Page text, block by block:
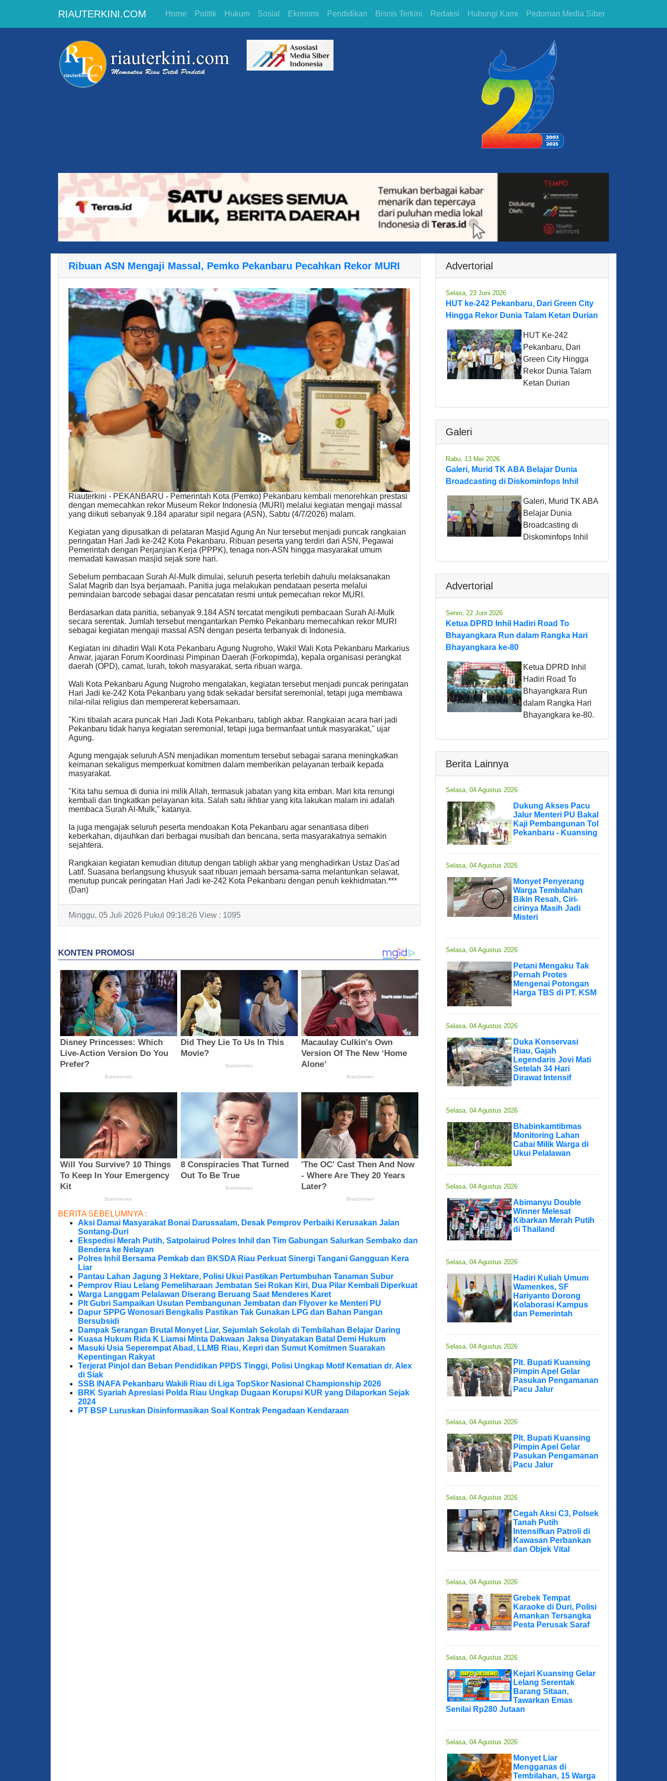
RIAUTERKINI.COM Home Politik Hukum Sosial Ekonomi Pendidikan Bisnis Terkini Redaksi Hubungi Kami Pedoman Media Siber
Ribuan ASN Mengaji Massal, Pemko Pekanbaru Pecahkan Rekor MURI
Riauterkini - PEKANBARU - Pemerintah Kota (Pemko) Pekanbaru kembali menorehkan prestasi
dengan memecahkan rekor Museum Rekor Indonesia (MURI) melalui kegiatan mengaji massal
yang diikuti sebanyak 9.184 aparatur sipil negara (ASN), Sabtu (4/7/2026) malam.
Kegiatan yang dipusatkan di pelataran Masjid Agung An Nur tersebut menjadi puncak rangkaian
peringatan Hari Jadi ke-242 Kota Pekanbaru. Ribuan peserta yang terdiri dari ASN, Pegawai
Pemerintah dengan Perjanjian Kerja (PPPK), tenaga non-ASN hingga masyarakat umum
memadati kawasan masjid sejak sore hari.
Sebelum pembacaan Surah Al-Mulk dimulai, seluruh peserta terlebih dahulu melaksanakan
Salat Magrib dan Isya berjamaah. Panitia juga melakukan pendataan peserta melalui
pemindaian barcode sebagai dasar pencatatan resmi untuk pemecahan rekor MURI.
Berdasarkan data panitia, sebanyak 9.184 ASN tercatat mengikuti pembacaan Surah Al-Mulk
secara serentak. Jumlah tersebut mengantarkan Pemko Pekanbaru memecahkan rekor MURI
sebagai kegiatan mengaji massal ASN dengan peserta terbanyak di Indonesia.
Kegiatan ini dihadiri Wali Kota Pekanbaru Agung Nugroho, Wakil Wali Kota Pekanbaru Markarius
Anwar, jajaran Forum Koordinasi Pimpinan Daerah (Forkopimda), kepala organisasi perangkat
daerah (OPD), camat, lurah, tokoh masyarakat, serta ribuan warga.
Wali Kota Pekanbaru Agung Nugroho mengatakan, kegiatan tersebut menjadi puncak peringatan
Hari Jadi ke-242 Kota Pekanbaru yang tidak sekadar bersifat seremonial, tetapi juga membawa
nilai-nilai religius dan mempererat kebersamaan.
"Kini tibalah acara puncak Hari Jadi Kota Pekanbaru, tabligh akbar. Rangkaian acara hari jadi
Pekanbaru tidak hanya kegiatan seremonial, tetapi juga bermanfaat untuk masyarakat," ujar
Agung.
Agung mengajak seluruh ASN menjadikan momentum tersebut sebagai sarana meningkatkan
keimanan sekaligus memperkuat komitmen dalam memberikan pelayanan terbaik kepada
masyarakat.
"Kita tahu semua di dunia ini milik Allah, termasuk jabatan yang kita emban. Mari kita renungi
kembali dan tingkatkan pelayanan kita. Salah satu ikhtiar yang kita lakukan malam ini adalah
membaca Surah Al-Mulk," katanya.
Ia juga mengajak seluruh peserta mendoakan Kota Pekanbaru agar senantiasa diberi
keberkahan, dijauhkan dari berbagai musibah dan bencana, serta masyarakatnya semakin
sejahtera.
Rangkaian kegiatan kemudian ditutup dengan tabligh akbar yang menghadirkan Ustaz Das'ad
Latif. Suasana berlangsung khusyuk saat ribuan jemaah bersama-sama melantunkan selawat,
menutup puncak peringatan Hari Jadi ke-242 Kota Pekanbaru dengan penuh kekhidmatan.***
(Dan)
Minggu, 05 Juli 2026 Pukul 09:18:26 View : 1095
BERITA SEBELUMNYA :
Aksi Damai Masyarakat Bonai Darussalam, Desak Pemprov Perbaiki Kerusakan Jalan
Sontang-Duri
Ekspedisi Merah Putih, Satpolairud Polres Inhil dan Tim Gabungan Salurkan Sembako dan
Bendera ke Nelayan
Polres Inhil Bersama Pemkab dan BKSDA Riau Perkuat Sinergi Tangani Gangguan Kera
Liar
Pantau Lahan Jagung 3 Hektare, Polisi Ukui Pastikan Pertumbuhan Tanaman Subur
Pemprov Riau Lelang Pemeliharaan Jembatan Sei Rokan Kiri, Dua Pilar Kembali Diperkuat
Warga Langgam Pelalawan Diserang Beruang Saat Menderes Karet
Plt Gubri Sampaikan Usulan Pembangunan Jembatan dan Flyover ke Menteri PU
Dapur SPPG Wonosari Bengkalis Pastikan Tak Gunakan LPG dan Bahan Pangan
Bersubsidi
Dampak Serangan Brutal Monyet Liar, Sejumlah Sekolah di Tembilahan Belajar Daring
Kuasa Hukum Rida K Liamsi Minta Dakwaan Jaksa Dinyatakan Batal Demi Hukum
Masuki Usia Seperempat Abad, LLMB Riau, Kepri dan Sumut Komitmen Suarakan
Kepentingan Rakyat
Terjerat Pinjol dan Beban Pendidikan PPDS Tinggi, Polisi Ungkap Motif Kematian dr. Alex
di Siak
SSB INAFA Pekanbaru Wakili Riau di Liga TopSkor Nasional Championship 2026
BRK Syariah Apresiasi Polda Riau Ungkap Dugaan Korupsi KUR yang Dilaporkan Sejak
2024
PT BSP Luruskan Disinformasikan Soal Kontrak Pengadaan Kendaraan
Advertorial
Selasa, 23 Juni 2026
HUT ke-242 Pekanbaru, Dari Green City
Hingga Rekor Dunia Talam Ketan Durian
HUT Ke-242
Pekanbaru, Dari
Green City Hingga
Rekor Dunia Talam
Ketan Durian
Galeri
Rabu, 13 Mei 2026
Galeri, Murid TK ABA Belajar Dunia
Broadcasting di Diskominfops Inhil
Galeri, Murid TK ABA
Belajar Dunia
Broadcasting di
Diskominfops Inhil
Advertorial
Senin, 22 Juni 2026
Ketua DPRD Inhil Hadiri Road To
Bhayangkara Run dalam Rangka Hari
Bhayangkara ke-80
Ketua DPRD Inhil
Hadiri Road To
Bhayangkara Run
dalam Rangka Hari
Bhayangkara ke-80.
Berita Lainnya
Selasa, 04 Agustus 2026
Dukung Akses Pacu
Jalur Menteri PU Bakal
Kaji Pembangunan Tol
Pekanbaru - Kuansing
Selasa, 04 Agustus 2026
Monyet Penyerang
Warga Tembilahan
Bikin Resah, Ciri-
cirinya Masih Jadi
Misteri
Selasa, 04 Agustus 2026
Petani Mengaku Tak
Pernah Protes
Mengenai Potongan
Harga TBS di PT. KSM
Selasa, 04 Agustus 2026
Duka Konservasi
Riau, Gajah
Legendaris Jovi Mati
Setelah 34 Hari
Dirawat Intensif
Selasa, 04 Agustus 2026
Bhabinkamtibmas
Monitoring Lahan
Cabai Milik Warga di
Ukui Pelalawan
Selasa, 04 Agustus 2026
Abimanyu Double
Winner Melesat
Kibarkan Merah Putih
di Thailand
Selasa, 04 Agustus 2026
Hadiri Kuliah Umum
Wamenkes, SF
Hariyanto Dorong
Kolaborasi Kampus
dan Pemerintah
Selasa, 04 Agustus 2026
Plt. Bupati Kuansing
Pimpin Apel Gelar
Pasukan Pengamanan
Pacu Jalur
Selasa, 04 Agustus 2026
Plt. Bupati Kuansing
Pimpin Apel Gelar
Pasukan Pengamanan
Pacu Jalur
Selasa, 04 Agustus 2026
Cegah Aksi C3, Polsek
Tanah Putih
Intensifkan Patroli di
Kawasan Perbankan
dan Objek Vital
Selasa, 04 Agustus 2026
Grebek Tempat
Karaoke di Duri, Polisi
Amankan Tersangka
Pesta Perusak Saraf
Selasa, 04 Agustus 2026
Kejari Kuansing Gelar
Lelang Serentak
Barang Sitaan,
Tawarkan Emas
Senilai Rp280 Jutaan
Selasa, 04 Agustus 2026
Monyet Liar
Mengganas di
Tembilahan, 15 Warga